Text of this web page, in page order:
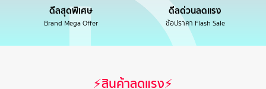
ดีลสุดพิเศษ
Brand Mega Offer
ดีลด่วนลดแรง
ช้อปราคา Flash Sale
⚡สินค้าลดแรง⚡